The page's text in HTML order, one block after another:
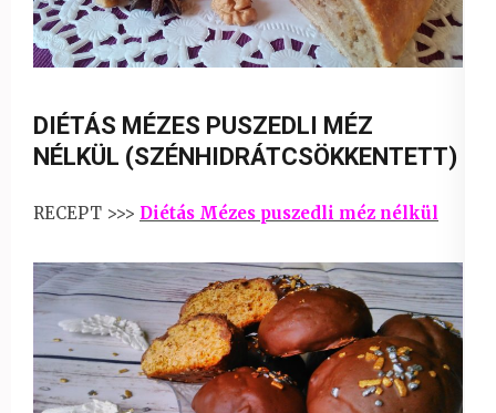
DIÉTÁS MÉZES PUSZEDLI MÉZ
NÉLKÜL (SZÉNHIDRÁTCSÖKKENTETT)
RECEPT >>> Diétás Mézes puszedli méz nélkül